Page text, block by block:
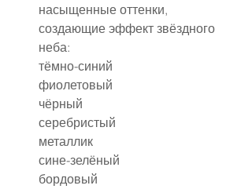
насыщенные оттенки,
создающие эффект звёздного
неба:
тёмно-синий
фиолетовый
чёрный
серебристый
металлик
сине-зелёный
бордовый